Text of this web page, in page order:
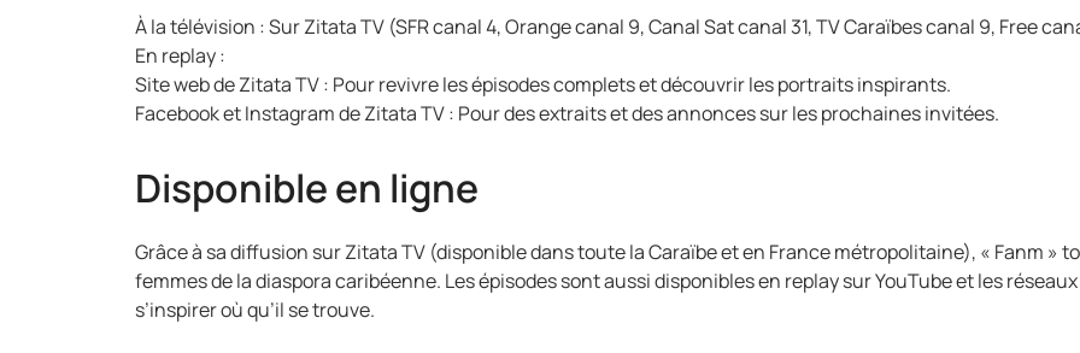
À la télévision : Sur Zitata TV (SFR canal 4, Orange canal 9, Canal Sat canal 31, TV Caraïbes canal 9, Free
En replay :
Site web de Zitata TV : Pour revivre les épisodes complets et découvrir les portraits inspirants.
Facebook et Instagram de Zitata TV : Pour des extraits et des annonces sur les prochaines invitées.
Disponible en ligne
Grâce à sa diffusion sur Zitata TV (disponible dans toute la Caraïbe et en France métropolitaine), « Fanm »
femmes de la diaspora caribéenne. Les épisodes sont aussi disponibles en replay sur YouTube et les
s’inspirer où qu’il se trouve.